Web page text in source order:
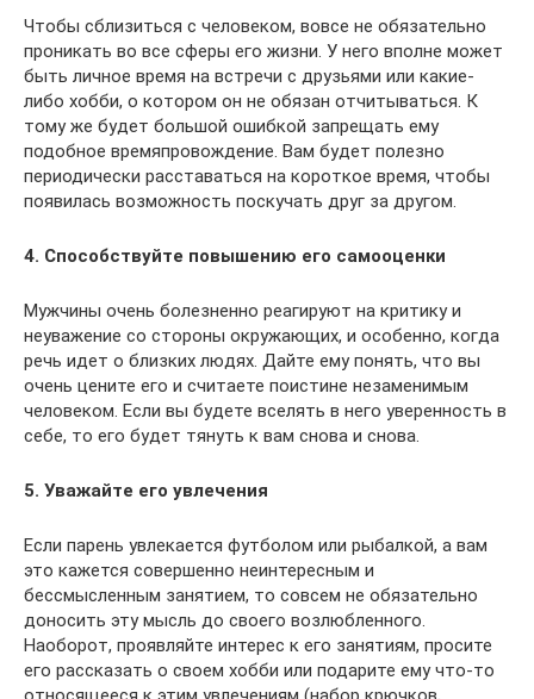
Чтобы сблизиться с человеком, вовсе не обязательно
проникать во все сферы его жизни. У него вполне может
быть личное время на встречи с друзьями или какие-
либо хобби, о котором он не обязан отчитываться. К
тому же будет большой ошибкой запрещать ему
подобное времяпровождение. Вам будет полезно
периодически расставаться на короткое время, чтобы
появилась возможность поскучать друг за другом.
4. Способствуйте повышению его самооценки
Мужчины очень болезненно реагируют на критику и
неуважение со стороны окружающих, и особенно, когда
речь идет о близких людях. Дайте ему понять, что вы
очень цените его и считаете поистине незаменимым
человеком. Если вы будете вселять в него уверенность в
себе, то его будет тянуть к вам снова и снова.
5. Уважайте его увлечения
Если парень увлекается футболом или рыбалкой, а вам
это кажется совершенно неинтересным и
бессмысленным занятием, то совсем не обязательно
доносить эту мысль до своего возлюбленного.
Наоборот, проявляйте интерес к его занятиям, просите
его рассказать о своем хобби или подарите ему что-то